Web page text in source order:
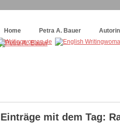
Home
Petra A. Bauer Autorin
Einträge mit dem Tag: